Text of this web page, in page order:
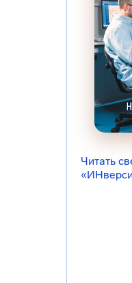
Читать